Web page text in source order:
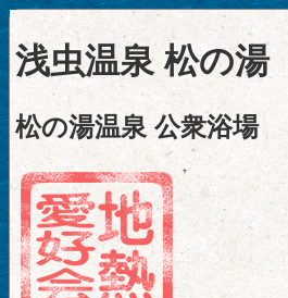
浅虫温泉 松の湯
松の湯温泉 公衆浴場